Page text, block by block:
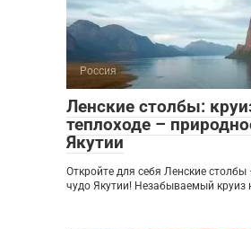
Россия
Ленские столбы:
теплоходе –
Якутии
Откройте для себя Ленские
чудо Якутии! Незабываемый круиз